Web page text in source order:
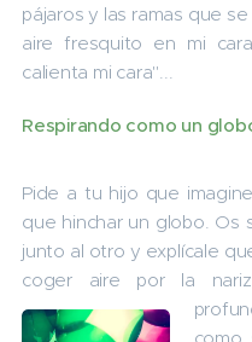
pájaros y las ramas que
aire fresquito en mi
calienta mi cara"...
Respirando como un
Pide a tu hijo que
que hinchar un globo. Os
junto al otro y explícale
coger aire por la
como